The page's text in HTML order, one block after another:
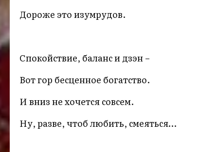
Дороже это изумрудов.
Спокойствие, баланс и дзэн –
Вот гор бесценное богатство.
И вниз не хочется совсем.
Ну, разве, чтоб любить, смеяться…